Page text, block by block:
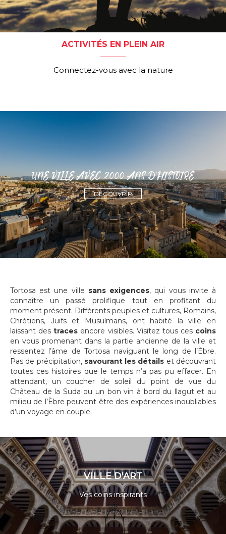
ACTIVITÉS EN PLEIN AIR
Connectez-vous avec la nature
UNE VILLE AVEC 2000 ANS D'HISTOIRE
DÉCOUVRIR
Tortosa est une ville sans exigences, qui vous invite à
connaître un passé prolifique tout en profitant du
moment présent. Différents peuples et cultures, Romains,
Chrétiens, Juifs et Musulmans, ont habité la ville en
laissant destraces encore visibles. Visitez tous ces coins
en vous promenant dans la partie ancienne de la ville et
ressentez l’âme de Tortosa naviguant le long de l’Èbre.
Pas de précipitation, savourant les détails et découvrant
toutes ces histoires que le temps n’a pas pu effacer. En
attendant, un coucher de soleil du point de vue du
Château de la Suda ou un bon vin à bord du llagut et au
milieu de l’Èbre peuvent être des expériences inoubliables
d’un voyage en couple.
VILLE D'ART
Ves coins inspirants